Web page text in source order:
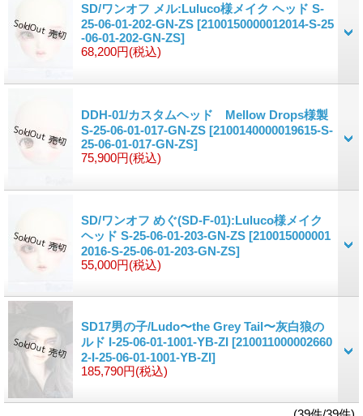
SD/ワンオフ メル:Luluco様メイク ヘッド S-
25-06-01-202-GN-ZS [2100150000012014-S-25
-06-01-202-GN-ZS]
68,200円(税込)
DDH-01/カスタムヘッド Mellow Drops様製
S-25-06-01-017-GN-ZS [2100140000019615-S-
25-06-01-017-GN-ZS]
75,900円(税込)
SD/ワンオフ めぐ(SD-F-01):Luluco様メイク
ヘッド S-25-06-01-203-GN-ZS [210015000001
2016-S-25-06-01-203-GN-ZS]
55,000円(税込)
SD17男の子/Ludo〜the Grey Tail〜灰白狼の
ルド I-25-06-01-1001-YB-ZI [210011000002660
2-I-25-06-01-1001-YB-ZI]
185,790円(税込)